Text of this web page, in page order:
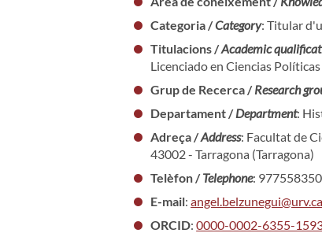
Categoria /Category: Titular
Titulacions /Academic
Licenciado en Ciencias
Grup de Recerca /Research
Departament /Department:
Adreça /Address: Facultat de
43002 - Tarragona (Tarragona)
Telèfon /Telephone: 977558350
E-mail:
ORCID:0000-0002-6355-